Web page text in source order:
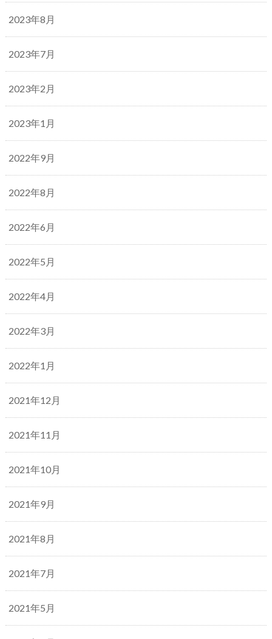
2023年8月
2023年7月
2023年2月
2023年1月
2022年9月
2022年8月
2022年6月
2022年5月
2022年4月
2022年3月
2022年1月
2021年12月
2021年11月
2021年10月
2021年9月
2021年8月
2021年7月
2021年5月